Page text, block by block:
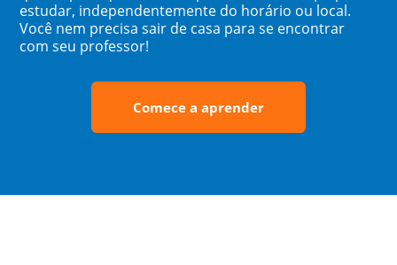
estudar, independentemente do horário ou local.
Você nem precisa sair de casa para se encontrar
com seu professor!
Comece a aprender